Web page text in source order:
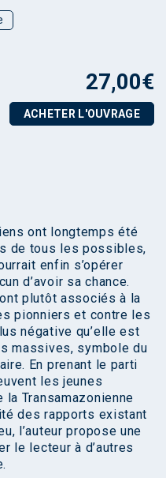
27,00€
ACHETER L'OUVRAGE
ont longtemps été
de tous les possibles,
enfin s’opérer
d’avoir sa chance.
plutôt associés à la
pionniers et contre les
négative qu’elle est
massives, symbole du
En prenant le parti
les jeunes
Transamazonienne
des rapports existant
l’auteur propose une
le lecteur à d’autres